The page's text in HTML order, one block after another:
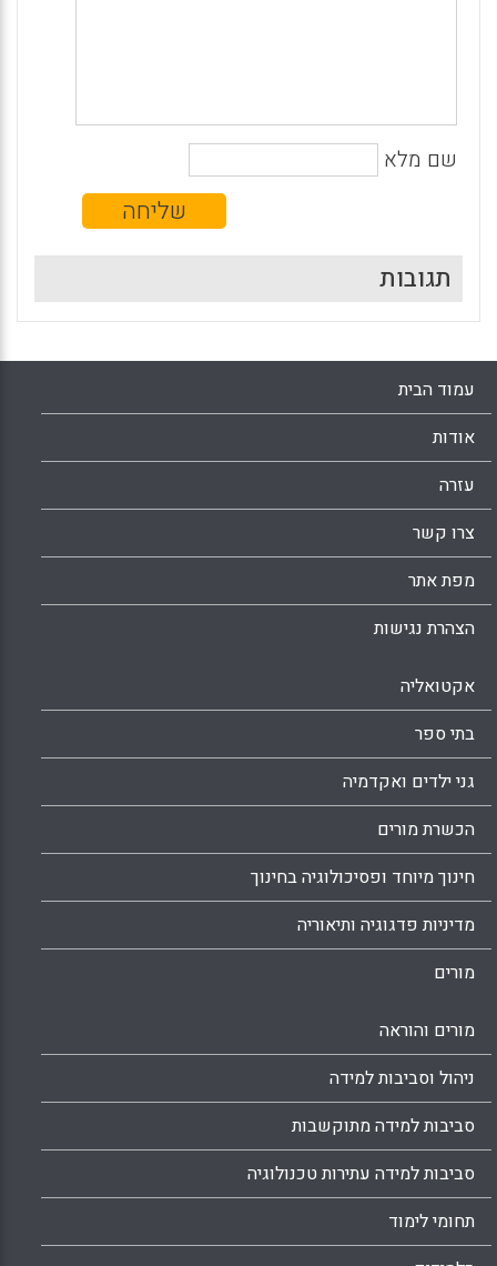
שם מלא
תגובות
עמוד הבית
אודות
עזרה
צרו קשר
מפת אתר
הצהרת נגישות
אקטואליה
בתי ספר
גני ילדים ואקדמיה
הכשרת מורים
חינוך מיוחד ופסיכולוגיה בחינוך
מדיניות פדגוגיה ותיאוריה
מורים
מורים והוראה
ניהול וסביבות למידה
סביבות למידה מתוקשבות
סביבות למידה עתירות טכנולוגיה
תחומי לימוד